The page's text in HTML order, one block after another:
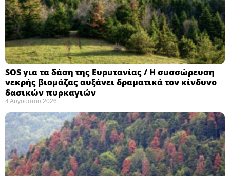
SOS για τα δάση της Ευρυτανίας / Η συσσώρευση
νεκρής βιομάζας αυξάνει δραματικά τον κίνδυνο
δασικών πυρκαγιών
4 Αυγούστου 2026